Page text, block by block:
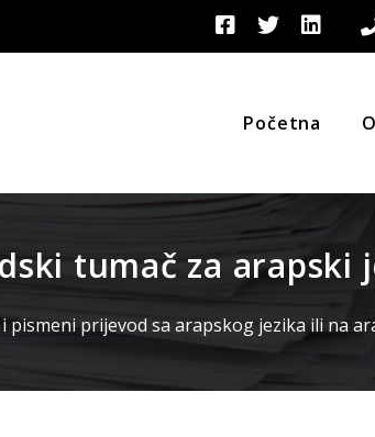
Početna
tumač za arapski
pismeni prijevod sa arapskog jezika ili na